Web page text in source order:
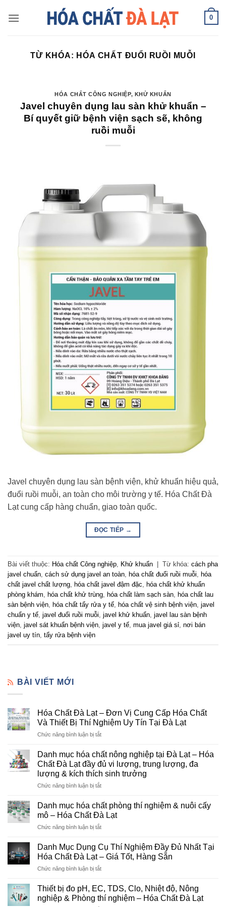
0
TỪ KHÓA: HÓA CHẤT ĐUỔI RUỒI MUỖI
HÓA CHẤT CÔNG NGHIỆP, KHỬ KHUẨN
Javel chuyên dụng lau sàn khử khuẩn –
Bí quyết giữ bệnh viện sạch sẽ, không
ruồi muỗi
Javel chuyên dụng lau sàn bệnh viện, khử khuẩn hiệu quả,
đuổi ruồi muỗi, an toàn cho môi trường y tế. Hóa Chất Đà
Lạt cung cấp hàng chuẩn, giao toàn quốc.
ĐỌC TIẾP →
Bài viết thuộc: Hóa chất Công nghiệp, Khử khuẩn Từ khóa: cách pha
javel chuẩn, cách sử dụng javel an toàn, hóa chất đuổi ruồi muỗi, hóa
chất javel chất lượng, hóa chất javel đậm đặc, hóa chất khử khuẩn
phòng khám, hóa chất khử trùng, hóa chất làm sạch sàn, hóa chất lau
sàn bệnh viện, hóa chất tẩy rửa y tế, hóa chất vệ sinh bệnh viện, javel
chuẩn y tế, javel đuổi ruồi muỗi, javel khử khuẩn, javel lau sàn bệnh
viện, javel sát khuẩn bệnh viện, javel y tế, mua javel giá sỉ, nơi bán
javel uy tín, tẩy rửa bệnh viện
BÀI VIẾT MỚI
Hóa Chất Đà Lạt – Đơn Vị Cung Cấp Hóa Chất
Và Thiết Bị Thí Nghiệm Uy Tín Tại Đà Lạt
Chức năng bình luận bị tắtở
Chất
Đà
Lạt
–
Đơn
Cung
Cấp
Chất
Thiết
Nghiệm
Tín
Tại
Danh mục hóa chất nông nghiệp tại Đà Lạt – Hóa
Chất Đà Lạt đầy đủ vi lượng, trung lượng, đa
lượng & kích thích sinh trưởng
Chức năng bình luận bị tắtở
mục
hóa
chất
nông
tại
Đà
–
Chất
Đà
Danh mục hóa chất phòng thí nghiệm & nuôi cấy
mô – Hóa Chất Đà Lạt
Chức năng bình luận bị tắtở
mục
hóa
chất
phòng
nghiệm
&
Danh Mục Dụng Cụ Thí Nghiệm Đầy Đủ Nhất Tại
Hóa Chất Đà Lạt – Giá Tốt, Hàng Sẵn
Chức năng bình luận bị tắtở
Mục
Dụng
Cụ
Thiết bị đo pH, EC, TDS, Clo, Nhiệt độ, Nông
nghiệp & Phòng thí nghiệm – Hóa Chất Đà Lạt